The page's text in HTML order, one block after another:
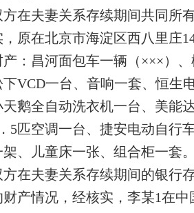
方在夫妻关系存续期间共同所
原在北京市海淀区西八里庄
：昌河面包车一辆（×××）
VCD一台、音响一套、恒生
鹅全自动洗衣机一台、美能
5匹空调一台、捷安电动自行
、儿童床一张、组合柜一套
方在夫妻关系存续期间的银行
产情况，经核实，李某1在中